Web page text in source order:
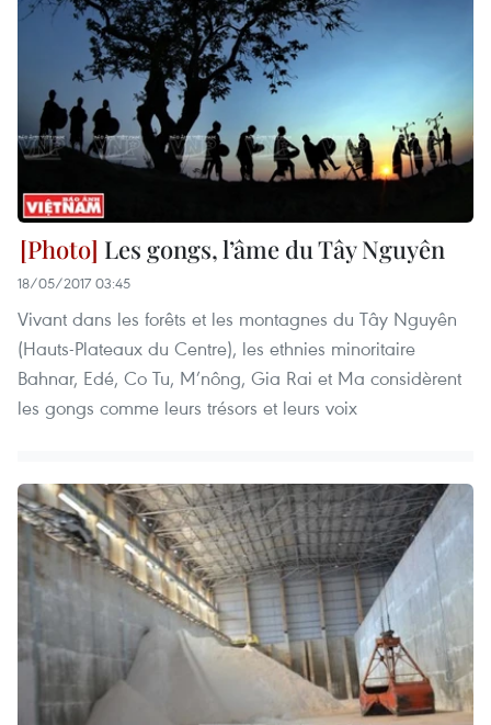
Les gongs, l’âme du Tây Nguyên
18/05/2017 03:45
Vivant dans les forêts et les montagnes du Tây Nguyên
(Hauts-Plateaux du Centre), les ethnies minoritaire
Bahnar, Edé, Co Tu, M’nông, Gia Rai et Ma considèrent
les gongs comme leurs trésors et leurs voix